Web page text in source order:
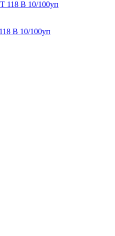
B 10/100уп